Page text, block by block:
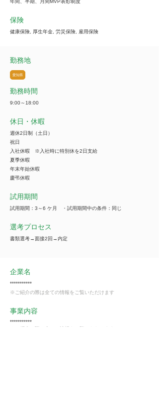
年間、半期、月間MVP表彰制度
保険
健康保険, 厚生年金, 労災保険, 雇用保険
勤務地
愛知県
勤務時間
9:00～18:00
休日・休暇
週休2日制（土日）
祝日
入社休暇 ※入社時に特別休を2日支給
夏季休暇
年末年始休暇
慶弔休暇
試用期間
試用期間：3～6 ケ月 ・試用期間中の条件：同じ
選考プロセス
書類選考→面接2回→内定
企業名
***********
※ご紹介の際は全ての情報をご覧いただけます
事業内容
***********
※ご紹介の際は全ての情報をご覧いただけます